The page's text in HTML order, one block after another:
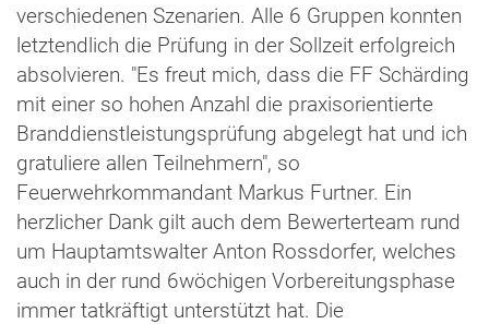
verschiedenen Szenarien. Alle 6 Gruppen konnten
letztendlich die Prüfung in der Sollzeit erfolgreich
absolvieren. "Es freut mich, dass die FF Schärding
mit einer so hohen Anzahl die praxisorientierte
Branddienstleistungsprüfung abgelegt hat und ich
gratuliere allen Teilnehmern", so
Feuerwehrkommandant Markus Furtner. Ein
herzlicher Dank gilt auch dem Bewerterteam rund
um Hauptamtswalter Anton Rossdorfer, welches
auch in der rund 6wöchigen Vorbereitungsphase
immer tatkräftigt unterstützt hat. Die